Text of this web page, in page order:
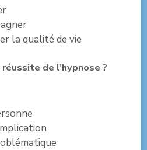
la qualité de vie
de l’hypnose ?